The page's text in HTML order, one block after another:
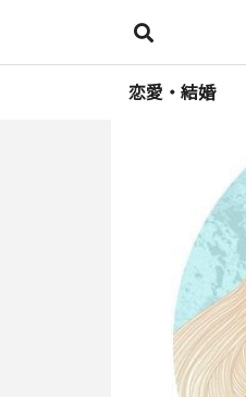
恋愛・結婚